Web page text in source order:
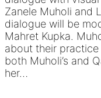
Zanele Muholi and
dialogue will be
Mahret Kupka.
about their practice
both Muholi’s and
her…